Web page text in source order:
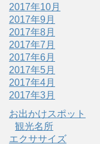
2017年10月
2017年9月
2017年8月
2017年7月
2017年6月
2017年5月
2017年4月
2017年3月
お出かけスポット
観光名所
エクササイズ